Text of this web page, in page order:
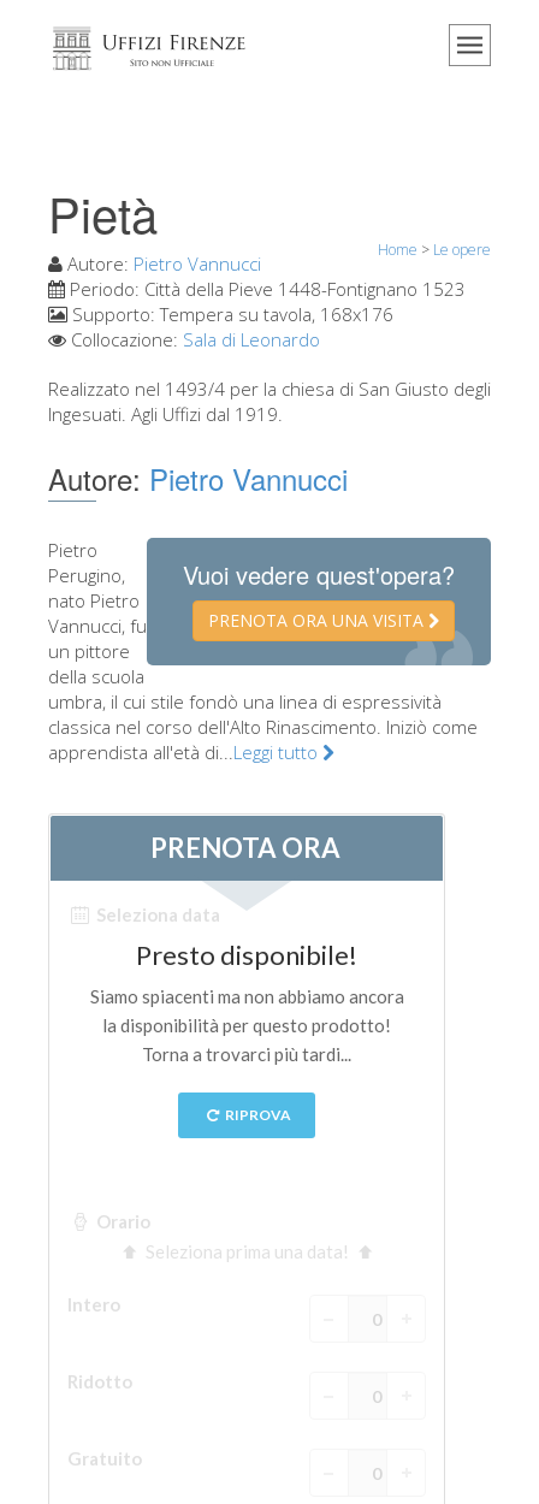
Home
I commenti dei visitatori
Visita gli Uffizi
Prenota ora
Le opere
Gli artisti
Le nuove sale
Museo nazionale del Bargello
Galleria dell'Accademia
Museo Archeologico
Opificio delle pietre dure
Museo Galileo
Il giardino di Boboli
Corridoio Vasariano
Santa Croce
Pietà
Home > Le opere
Autore: Pietro Vannucci
Periodo: Città della Pieve 1448-Fontignano 1523
Supporto:Tempera su tavola, 168x176
Collocazione: Sala di Leonardo
Realizzato nel 1493/4 per la chiesa di San Giusto degli
Ingesuati. Agli Uffizi dal 1919.
Autore: Pietro Vannucci
Vuoi vedere quest'opera?
PRENOTA ORA UNA VISITA
Pietro
Perugino,
nato Pietro
Vannucci, fu
un pittore
della scuola
umbra, il cui stile fondò una linea di espressività
classica nel corso dell'Alto Rinascimento. Iniziò come
apprendista all'età di...Leggi tutto